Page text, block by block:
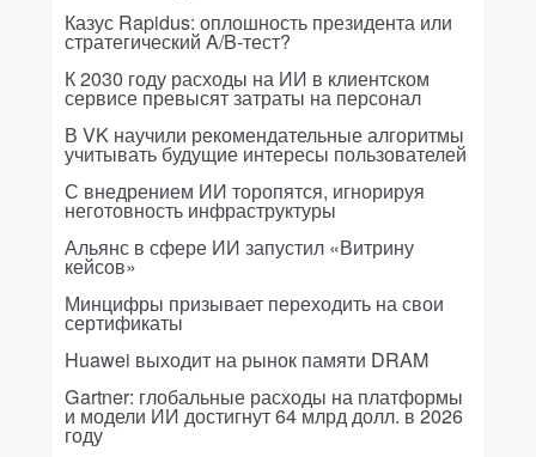
Казус Rapidus: оплошность президента или
стратегический A/B-тест?
К 2030 году расходы на ИИ в клиентском
сервисе превысят затраты на персонал
В VK научили рекомендательные алгоритмы
учитывать будущие интересы пользователей
С внедрением ИИ торопятся, игнорируя
неготовность инфраструктуры
Альянс в сфере ИИ запустил «Витрину
кейсов»
Минцифры призывает переходить на свои
сертификаты
Huawei выходит на рынок памяти DRAM
Gartner: глобальные расходы на платформы
и модели ИИ достигнут 64 млрд долл. в 2026
году